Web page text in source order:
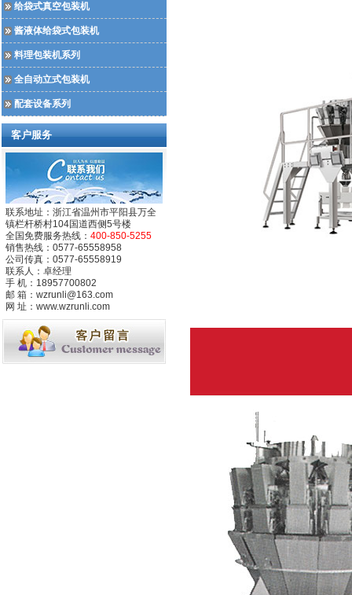
给袋式真空包装机
酱液体给袋式包装机
料理包装机系列
全自动立式包装机
配套设备系列
客户服务
联系地址：浙江省温州市平阳县万全
镇栏杆桥村104国道西侧5号楼
全国免费服务热线： 400-850-5255
销售热线：0577-65558958
公司传真：0577-65558919
联系人：卓经理
手 机：18957700802
邮 箱：wzrunli@163.com
网 址：www.wzrunli.com